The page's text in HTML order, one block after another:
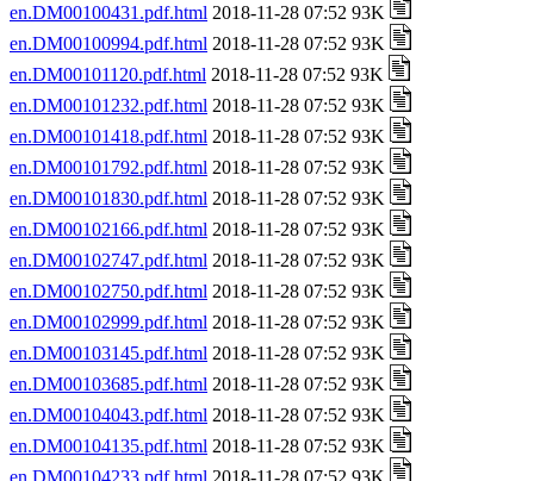
en.DM00100431.pdf.html 2018-11-28 07:52 93K
en.DM00100994.pdf.html 2018-11-28 07:52 93K
en.DM00101120.pdf.html 2018-11-28 07:52 93K
en.DM00101232.pdf.html 2018-11-28 07:52 93K
en.DM00101418.pdf.html 2018-11-28 07:52 93K
en.DM00101792.pdf.html 2018-11-28 07:52 93K
en.DM00101830.pdf.html 2018-11-28 07:52 93K
en.DM00102166.pdf.html 2018-11-28 07:52 93K
en.DM00102747.pdf.html 2018-11-28 07:52 93K
en.DM00102750.pdf.html 2018-11-28 07:52 93K
en.DM00102999.pdf.html 2018-11-28 07:52 93K
en.DM00103145.pdf.html 2018-11-28 07:52 93K
en.DM00103685.pdf.html 2018-11-28 07:52 93K
en.DM00104043.pdf.html 2018-11-28 07:52 93K
en.DM00104135.pdf.html 2018-11-28 07:52 93K
en.DM00104233.pdf.html 2018-11-28 07:52 93K